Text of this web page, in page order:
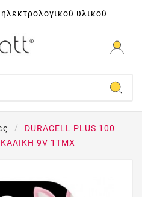
υλικού
DURACELL PLUS 100
9V 1ΤΜΧ